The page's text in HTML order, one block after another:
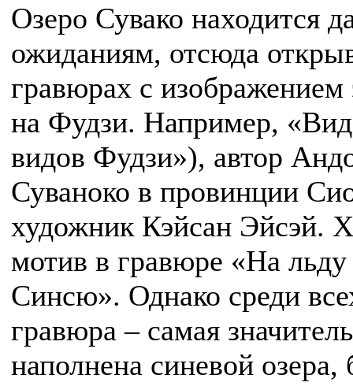
Озеро Сувако находится
ожиданиям, отсюда
гравюрах с изображением
на Фудзи. Например, «Вид
видов Фудзи»), автор
Суваноко в провинции
художник Кэйсан Эйсэй.
мотив в гравюре «На
Синсю». Однако среди
гравюра – самая
наполнена синевой